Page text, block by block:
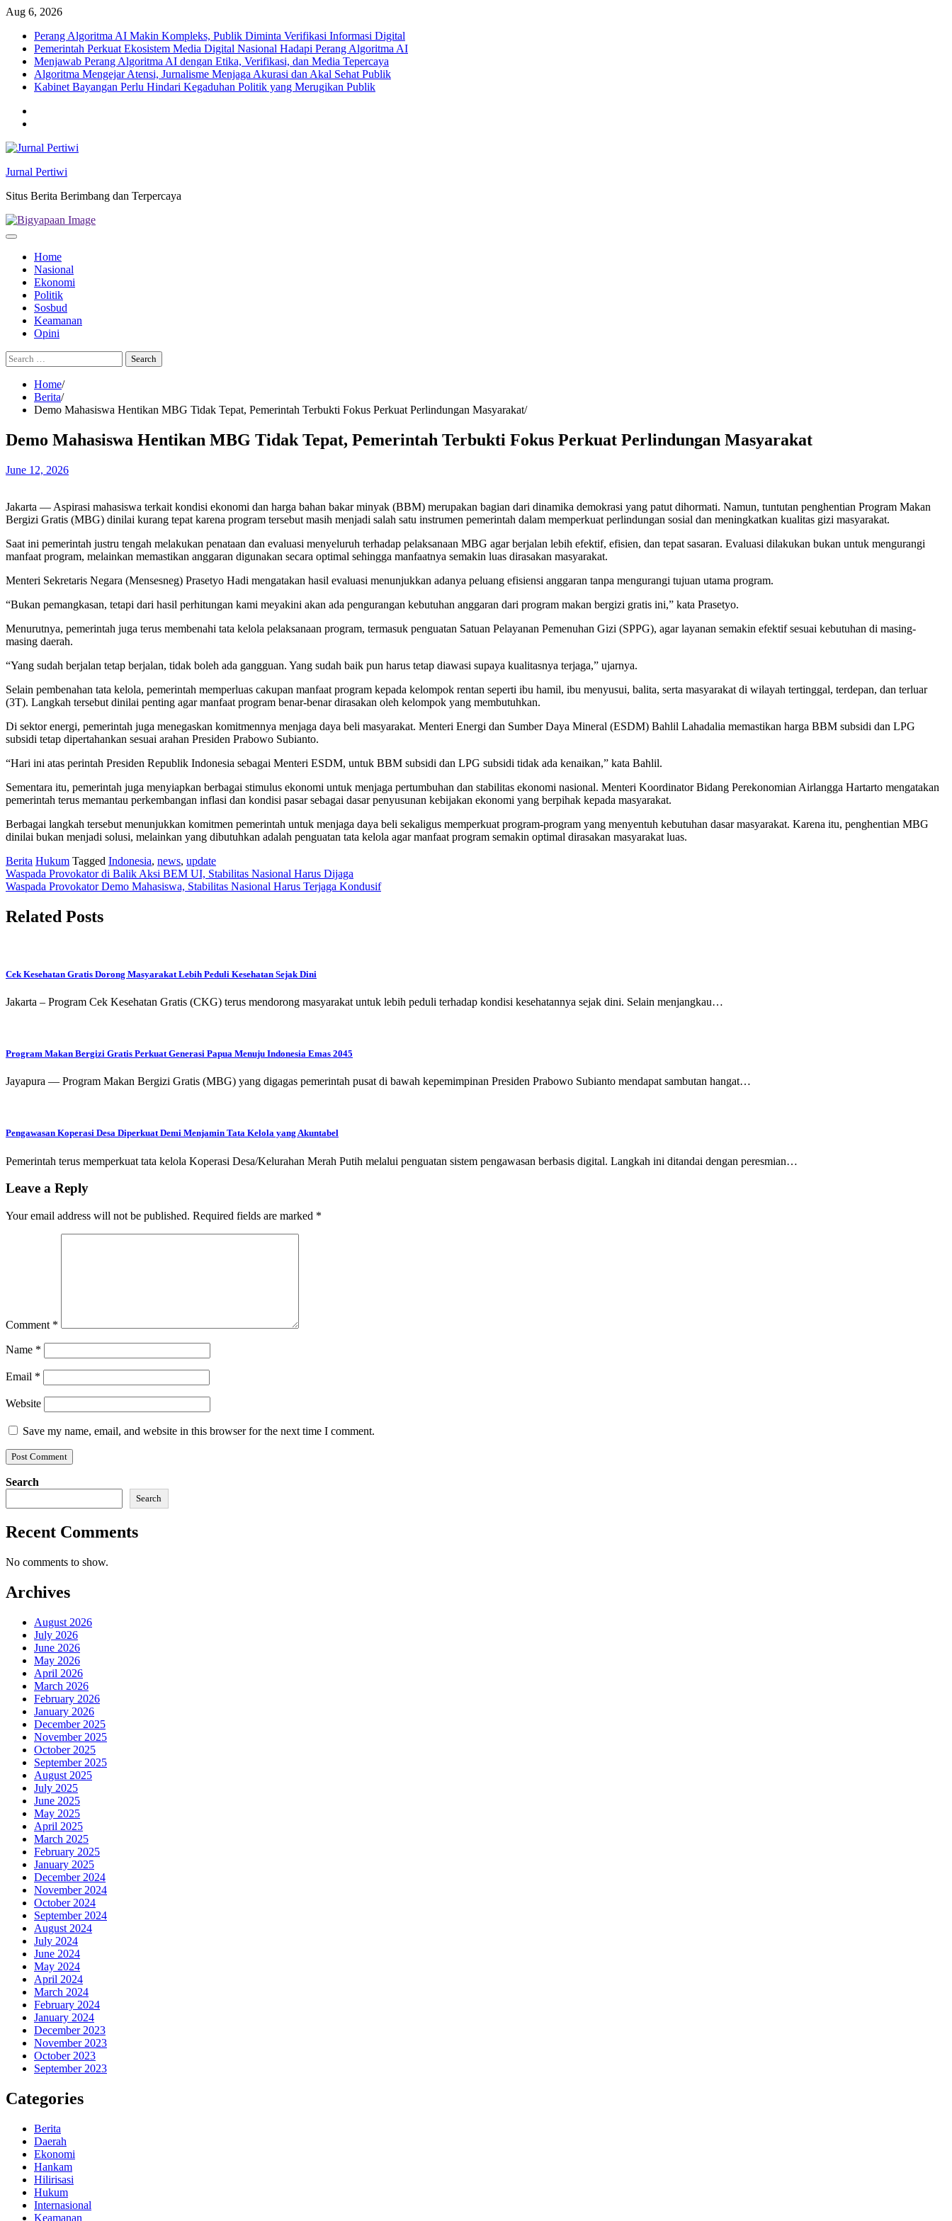
Skip
content
Aug 6, 2026
Perang Algoritma AI Makin Kompleks, Publik Diminta Verifikasi Informasi Digital
Pemerintah Perkuat Ekosistem Media Digital Nasional Hadapi Perang Algoritma AI
Menjawab Perang Algoritma AI dengan Etika, Verifikasi, dan Media Tepercaya
Algoritma Mengejar Atensi, Jurnalisme Menjaga Akurasi dan Akal Sehat Publik
Kabinet Bayangan Perlu Hindari Kegaduhan Politik yang Merugikan Publik
Jurnal Pertiwi
Situs Berita Berimbang dan Terpercaya
Home
Nasional
Ekonomi
Politik
Sosbud
Keamanan
Opini
Search
for:
Home
Berita
Demo Mahasiswa Hentikan MBG Tidak Tepat, Pemerintah Terbukti Fokus Perkuat Perlindungan Masyarakat
Demo Mahasiswa Hentikan MBG Tidak Tepat, Pemerintah Terbukti Fokus Perkuat Perlindungan Masyarakat
June 12, 2026
Jakarta — Aspirasi mahasiswa terkait kondisi ekonomi dan harga bahan bakar minyak (BBM) merupakan bagian dari dinamika demokrasi yang patut dihormati. Namun, tuntutan penghentian Program Makan
Bergizi Gratis (MBG) dinilai kurang tepat karena program tersebut masih menjadi salah satu instrumen pemerintah dalam memperkuat perlindungan sosial dan meningkatkan kualitas gizi masyarakat.
Saat ini pemerintah justru tengah melakukan penataan dan evaluasi menyeluruh terhadap pelaksanaan MBG agar berjalan lebih efektif, efisien, dan tepat sasaran. Evaluasi dilakukan bukan untuk mengurangi
manfaat program, melainkan memastikan anggaran digunakan secara optimal sehingga manfaatnya semakin luas dirasakan masyarakat.
Menteri Sekretaris Negara (Mensesneg) Prasetyo Hadi mengatakan hasil evaluasi menunjukkan adanya peluang efisiensi anggaran tanpa mengurangi tujuan utama program.
“Bukan pemangkasan, tetapi dari hasil perhitungan kami meyakini akan ada pengurangan kebutuhan anggaran dari program makan bergizi gratis ini,” kata Prasetyo.
Menurutnya, pemerintah juga terus membenahi tata kelola pelaksanaan program, termasuk penguatan Satuan Pelayanan Pemenuhan Gizi (SPPG), agar layanan semakin efektif sesuai kebutuhan di masing-
masing daerah.
“Yang sudah berjalan tetap berjalan, tidak boleh ada gangguan. Yang sudah baik pun harus tetap diawasi supaya kualitasnya terjaga,” ujarnya.
Selain pembenahan tata kelola, pemerintah memperluas cakupan manfaat program kepada kelompok rentan seperti ibu hamil, ibu menyusui, balita, serta masyarakat di wilayah tertinggal, terdepan, dan terluar
(3T). Langkah tersebut dinilai penting agar manfaat program benar-benar dirasakan oleh kelompok yang membutuhkan.
Di sektor energi, pemerintah juga menegaskan komitmennya menjaga daya beli masyarakat. Menteri Energi dan Sumber Daya Mineral (ESDM) Bahlil Lahadalia memastikan harga BBM subsidi dan LPG
subsidi tetap dipertahankan sesuai arahan Presiden Prabowo Subianto.
“Hari ini atas perintah Presiden Republik Indonesia sebagai Menteri ESDM, untuk BBM subsidi dan LPG subsidi tidak ada kenaikan,” kata Bahlil.
Sementara itu, pemerintah juga menyiapkan berbagai stimulus ekonomi untuk menjaga pertumbuhan dan stabilitas ekonomi nasional. Menteri Koordinator Bidang Perekonomian Airlangga Hartarto mengatakan
pemerintah terus memantau perkembangan inflasi dan kondisi pasar sebagai dasar penyusunan kebijakan ekonomi yang berpihak kepada masyarakat.
Berbagai langkah tersebut menunjukkan komitmen pemerintah untuk menjaga daya beli sekaligus memperkuat program-program yang menyentuh kebutuhan dasar masyarakat. Karena itu, penghentian MBG
dinilai bukan menjadi solusi, melainkan yang dibutuhkan adalah penguatan tata kelola agar manfaat program semakin optimal dirasakan masyarakat luas.
Berita Hukum Tagged Indonesia, news, update
Post
navigation
Waspada Provokator di Balik Aksi BEM UI, Stabilitas Nasional Harus Dijaga
Waspada Provokator Demo Mahasiswa, Stabilitas Nasional Harus Terjaga Kondusif
Related Posts
Cek Kesehatan Gratis Dorong Masyarakat Lebih Peduli Kesehatan Sejak Dini
Jakarta – Program Cek Kesehatan Gratis (CKG) terus mendorong masyarakat untuk lebih peduli terhadap kondisi kesehatannya sejak dini. Selain menjangkau…
Program Makan Bergizi Gratis Perkuat Generasi Papua Menuju Indonesia Emas 2045
Jayapura — Program Makan Bergizi Gratis (MBG) yang digagas pemerintah pusat di bawah kepemimpinan Presiden Prabowo Subianto mendapat sambutan hangat…
Pengawasan Koperasi Desa Diperkuat Demi Menjamin Tata Kelola yang Akuntabel
Pemerintah terus memperkuat tata kelola Koperasi Desa/Kelurahan Merah Putih melalui penguatan sistem pengawasan berbasis digital. Langkah ini ditandai dengan peresmian…
Leave a Reply
Your email address will not be published. Required fields are marked *
Comment *
Name *
Email *
Website
Save my name, email, and website in this browser for the next time I comment.
Search
Search
Recent Comments
No comments to show.
Archives
August 2026
July 2026
June 2026
May 2026
April 2026
March 2026
February 2026
January 2026
December 2025
November 2025
October 2025
September 2025
August 2025
July 2025
June 2025
May 2025
April 2025
March 2025
February 2025
January 2025
December 2024
November 2024
October 2024
September 2024
August 2024
July 2024
June 2024
May 2024
April 2024
March 2024
February 2024
January 2024
December 2023
November 2023
October 2023
September 2023
Categories
Berita
Daerah
Ekonomi
Hankam
Hilirisasi
Hukum
Internasional
Keamanan